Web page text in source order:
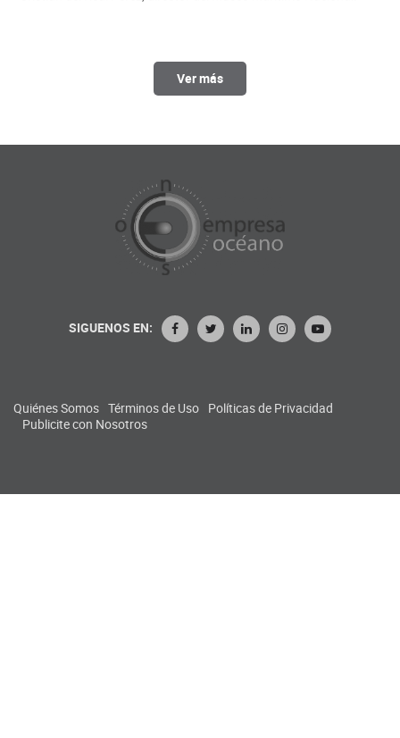
Ver más
SIGUENOS EN:
Quiénes Somos Términos de Uso Políticas de Privacidad
Publicite con Nosotros